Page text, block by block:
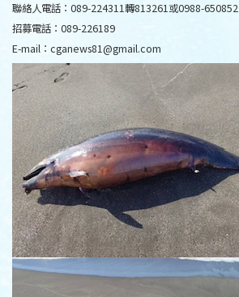
聯絡人電話：089-224311轉813261或0988-650852
招募電話：089-226189
E-mail：cganews81@gmail.com